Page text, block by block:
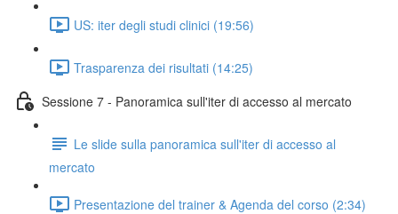
US: iter degli studi clinici (19:56)
Trasparenza dei risultati (14:25)
Sessione 7 - Panoramica sull'iter di accesso al mercato
Le slide sulla panoramica sull'iter di accesso al
mercato
Presentazione del trainer & Agenda del corso (2:34)